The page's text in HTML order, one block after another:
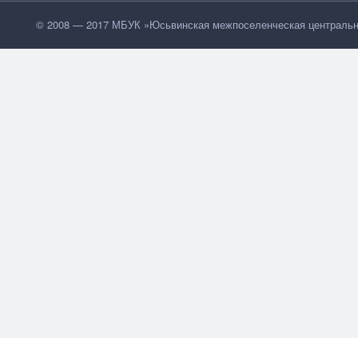
© 2008 — 2017 МБУК »Юсьвинская межпоселенческая